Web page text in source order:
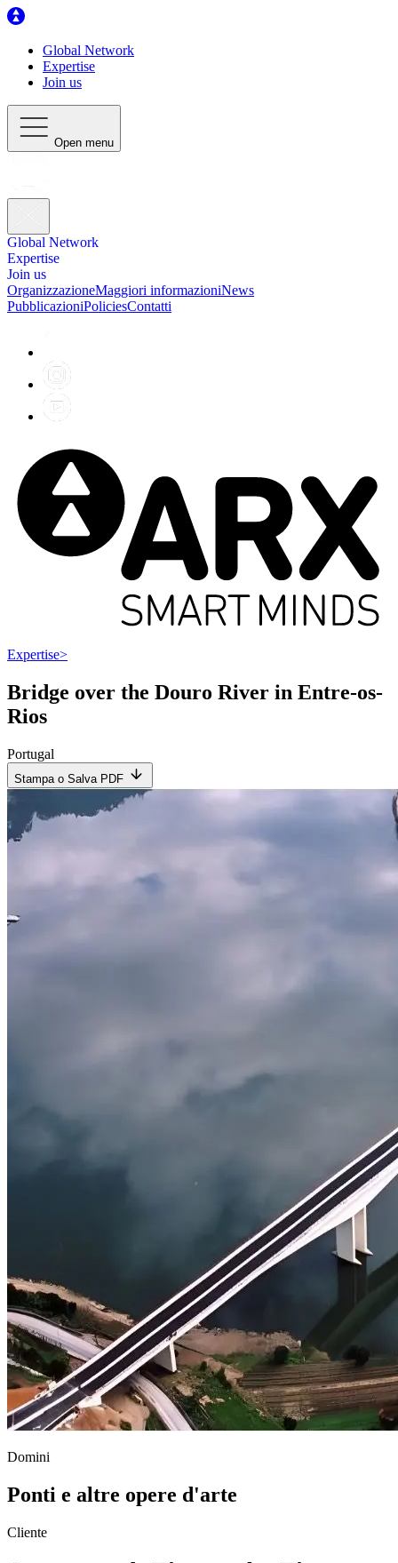
Global Network
Expertise
Join us
Open menu
Global Network
Expertise
Join us
OrganizzazioneMaggiori informazioniNews
PubblicazioniPoliciesContatti
Expertise>
Bridge over the Douro River in Entre-os-
Rios
Portugal
Stampa o Salva PDF
Domini
Ponti e altre opere d'arte
Cliente